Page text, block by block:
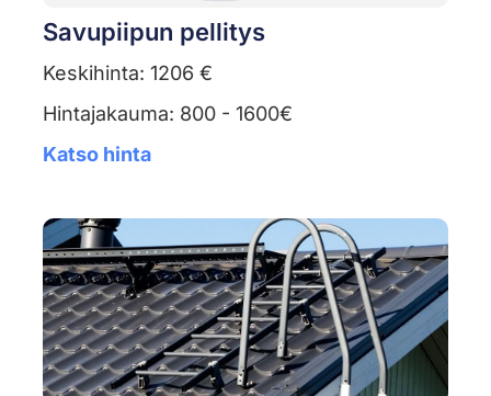
Savupiipun pellitys
Keskihinta: 1206 €
Hintajakauma: 800 - 1600€
Katso hinta